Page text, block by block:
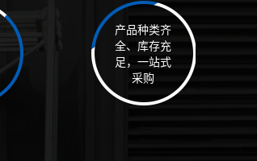
产品种类齐
全、库存充
足，一站式
采购